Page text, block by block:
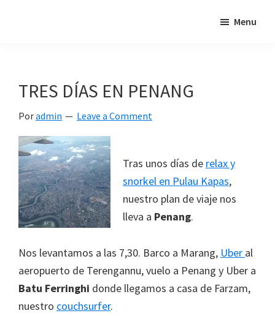
en
relación
dos
pasiones:
los
viajes
y
mundo
de
la
infancia"
Menu
TRES DÍAS EN PENANG
Poradmin Leave a Comment
Tras unos días de relax y
snorkel en Pulau Kapas,
nuestro plan de viaje nos
lleva a Penang.
Nos levantamos a las 7,30. Barco a Marang, Uber al
aeropuerto de Terengannu, vuelo a Penang y Uber a
Batu Ferringhi donde llegamos a casa de Farzam,
nuestro couchsurfer.